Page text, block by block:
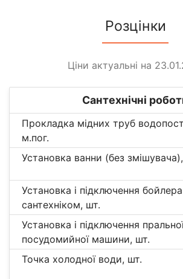
Розцінки
Ціни актуальні на
Сантехнічні
Прокладка мідних труб
м.пог.
Установка ванни (без
Установка і підключення бойлера
сантехніком, шт.
Установка і підключення
посудомийної машини, шт.
Точка холодної води, шт.